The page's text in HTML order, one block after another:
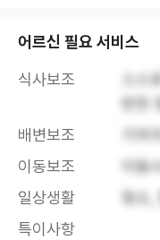
어르신 필요 서비스
식사보조
스
반찬
배변보조
기저
이동보조
이
일상생활
청
특이사항